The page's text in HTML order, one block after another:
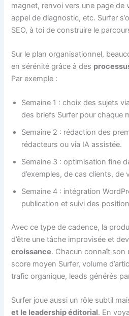
magnet, renvoi vers une page de
appel de diagnostic, etc. Surfer
SEO, à toi de construire le
Sur le plan organisationnel,
en sérénité grâce à des
Par exemple :
Semaine 1 : choix des sujets
des briefs Surfer pour chaque
Semaine 2 : rédaction des
rédacteurs ou via IA assistée.
Semaine 3 : optimisation fine
d’exemples, de cas clients, de
Semaine 4 : intégration
publication et suivi des
Avec ce type de cadence, la
d’être une tâche improvisée et
croissance. Chacun connaît son
score moyen Surfer, volume
trafic organique, leads générés
Surfer joue aussi un rôle subtil
et le leadership éditorial. En